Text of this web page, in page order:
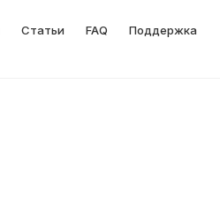
Статьи FAQ Поддержка